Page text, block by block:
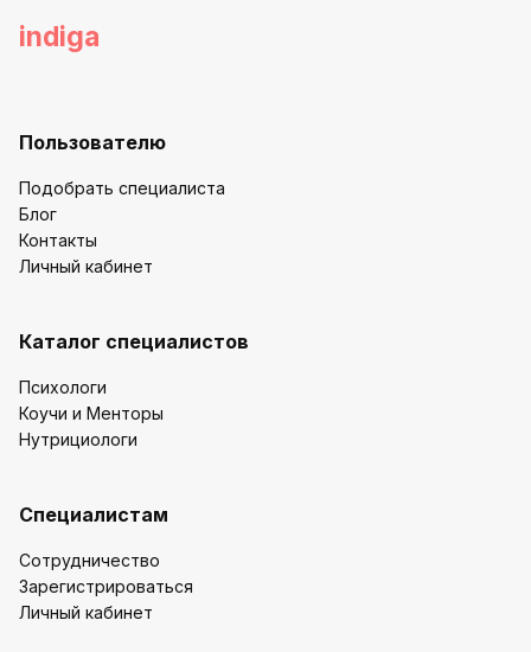
indiga
Пользователю
Подобрать специалиста
Блог
Контакты
Личный кабинет
Каталог специалистов
Психологи
Коучи и Менторы
Нутрициологи
Специалистам
Сотрудничество
Зарегистрироваться
Личный кабинет